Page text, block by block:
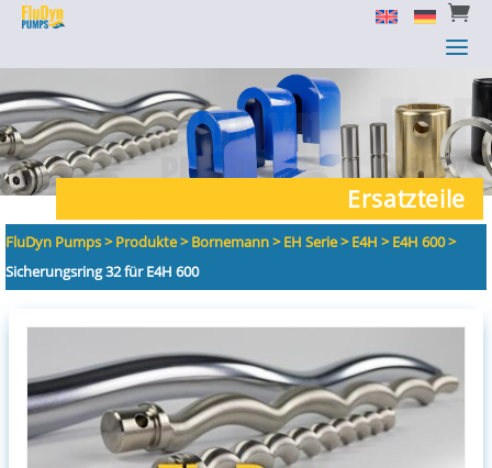

a

a
Ersatzteile
FluDyn Pumps>Produkte>Bornemann>EH Serie>E4H >E4H 600>
Sicherungsring 32 für E4H 600